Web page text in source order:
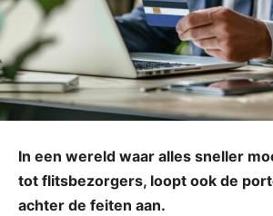
In een wereld waar alles sneller
tot flitsbezorgers, loopt ook de
achter de feiten aan.